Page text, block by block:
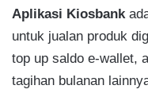
Aplikasi Kiosbank
untuk jualan produk
top up saldo e-wallet,
tagihan bulanan